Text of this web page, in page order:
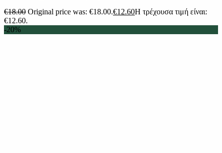
€18.00 Original price was: €18.00.€12.60Η τρέχουσα τιμή είναι:
€12.60.
-20%